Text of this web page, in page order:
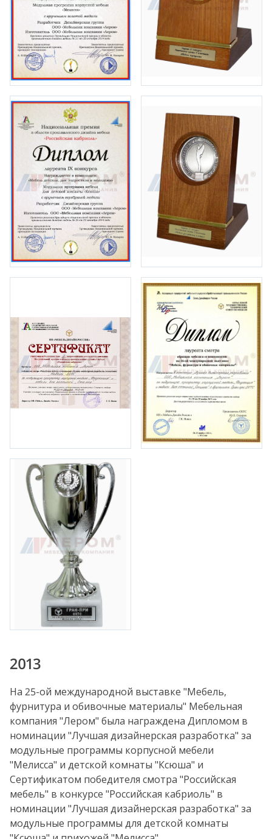
2013
На 25-ой международной выставке "Мебель,
фурнитура и обивочные материалы" Мебельная
компания "Лером" была награждена Дипломом в
номинации "Лучшая дизайнерская разработка" за
модульные программы корпусной мебели
"Мелисса" и детской комнаты "Ксюша" и
Сертификатом победителя смотра "Российская
мебель" в конкурсе "Российская кабриоль" в
номинации "Лучшая дизайнерская разработка" за
модульные программы для детской комнаты